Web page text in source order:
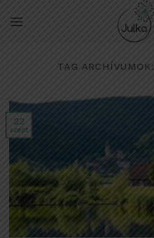
TAG ARCHÍVUMOK:
22
szept